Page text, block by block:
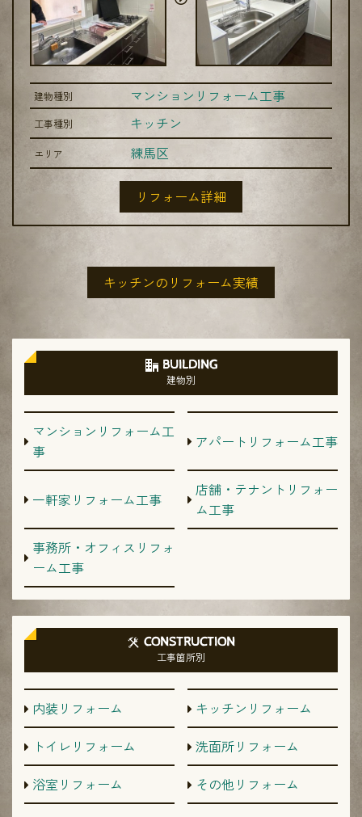
建物種別 マンションリフォーム工事
工事種別 キッチン
エリア 練馬区
リフォーム詳細
キッチンのリフォーム実績
BUILDING
建物別
マンションリフォーム工
事
アパートリフォーム工事
一軒家リフォーム工事
店舗・テナントリフォー
ム工事
事務所・オフィスリフォ
ーム工事
CONSTRUCTION
工事箇所別
内装リフォーム
キッチンリフォーム
トイレリフォーム
洗面所リフォーム
浴室リフォーム
その他リフォーム